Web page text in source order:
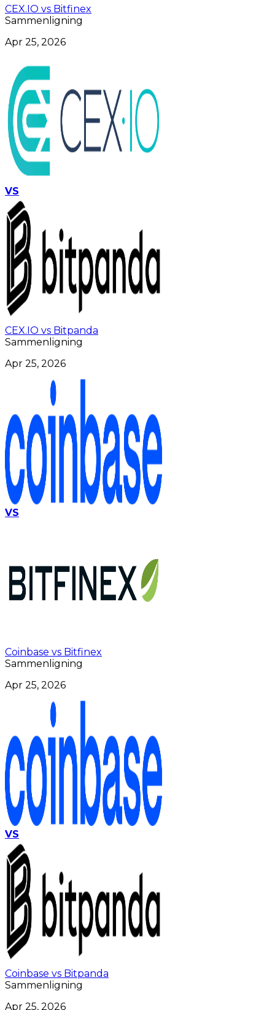
CEX.IO vs Bitfinex
Sammenligning
Apr 25, 2026
VS
CEX.IO vs Bitpanda
Sammenligning
Apr 25, 2026
VS
Coinbase vs Bitfinex
Sammenligning
Apr 25, 2026
VS
Coinbase vs Bitpanda
Sammenligning
Apr 25, 2026